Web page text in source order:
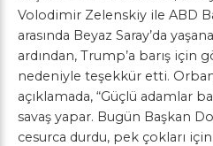
Volodimir Zelenskiy ile ABD
arasında Beyaz Saray’da
ardından, Trump’a barış için
nedeniyle teşekkür etti.
açıklamada, “Güçlü adamlar
savaş yapar. Bugün Başkan
cesurca durdu, pek çokları